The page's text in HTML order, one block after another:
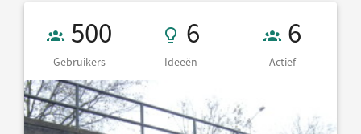
Gebruikers 500
500
Gebruikers
6 Ideeën
6
Ideeën
6 Actief
6
Actief